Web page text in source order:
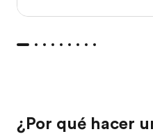
¿Por qué hacer